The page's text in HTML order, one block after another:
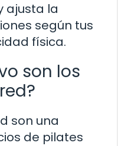
ajusta la
según tus
física.
son los
son una
de pilates